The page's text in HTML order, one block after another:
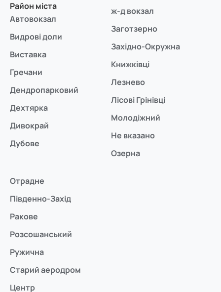
Район міста
Автовокзал
Видрові доли
Виставка
Гречани
Дендропарковий
Дехтярка
Дивокрай
Дубове
ж-д вокзал
Заготзерно
Західно-Окружна
Книжківці
Лезнево
Лісові Грінівці
Молодіжний
Не вказано
Озерна
Отрадне
Південно-Захід
Ракове
Розсошанський
Ружична
Старий аеродром
Центр